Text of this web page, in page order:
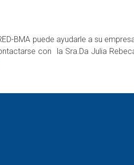
BMA puede ayudarle a su
con la Sra.Da Julia